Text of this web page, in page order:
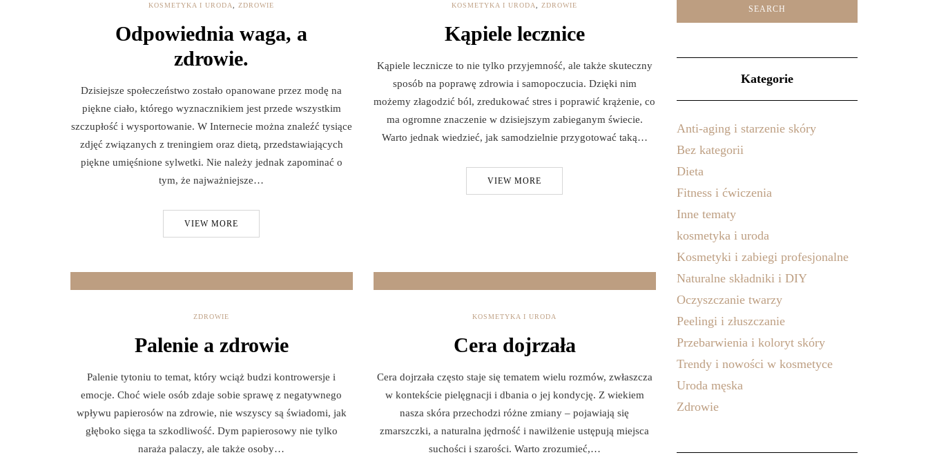
KOSMETYKA I URODA ,ZDROWIE
Odpowiednia waga, a
zdrowie.
Dzisiejsze społeczeństwo zostało opanowane przez modę na
piękne ciało, którego wyznacznikiem jest przede wszystkim
szczupłość i wysportowanie. W Internecie można znaleźć tysiące
zdjęć związanych z treningiem oraz dietą, przedstawiających
piękne umięśnione sylwetki. Nie należy jednak zapominać o
tym, że najważniejsze…
VIEW MORE
KOSMETYKA I URODA ,ZDROWIE
Kąpiele lecznice
Kąpiele lecznicze to nie tylko przyjemność, ale także skuteczny
sposób na poprawę zdrowia i samopoczucia. Dzięki nim
możemy złagodzić ból, zredukować stres i poprawić krążenie, co
ma ogromne znaczenie w dzisiejszym zabieganym świecie.
Warto jednak wiedzieć, jak samodzielnie przygotować taką…
VIEW MORE
ZDROWIE
Palenie a zdrowie
Palenie tytoniu to temat, który wciąż budzi kontrowersje i
emocje. Choć wiele osób zdaje sobie sprawę z negatywnego
wpływu papierosów na zdrowie, nie wszyscy są świadomi, jak
głęboko sięga ta szkodliwość. Dym papierosowy nie tylko
naraża palaczy, ale także osoby…
KOSMETYKA I URODA
Cera dojrzała
Cera dojrzała często staje się tematem wielu rozmów, zwłaszcza
w kontekście pielęgnacji i dbania o jej kondycję. Z wiekiem
nasza skóra przechodzi różne zmiany – pojawiają się
zmarszczki, a naturalna jędrność i nawilżenie ustępują miejsca
suchości i szarości. Warto zrozumieć,…
Kategorie
Anti-aging i starzenie skóry
Bez kategorii
Dieta
Fitness i ćwiczenia
Inne tematy
kosmetyka i uroda
Kosmetyki i zabiegi profesjonalne
Naturalne składniki i DIY
Oczyszczanie twarzy
Peelingi i złuszczanie
Przebarwienia i koloryt skóry
Trendy i nowości w kosmetyce
Uroda męska
Zdrowie